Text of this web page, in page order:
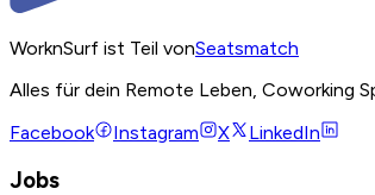
WorknSurf ist Teil vonSeatsmatch
Alles für dein Remote Leben, Coworking
Facebook
Instagram X LinkedIn
Jobs